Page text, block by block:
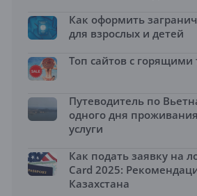
Как оформить
для взрослых и детей
Топ сайтов с горящими
Путеводитель по
одного дня
услуги
Как подать заявку на
Card 2025:
Казахстана